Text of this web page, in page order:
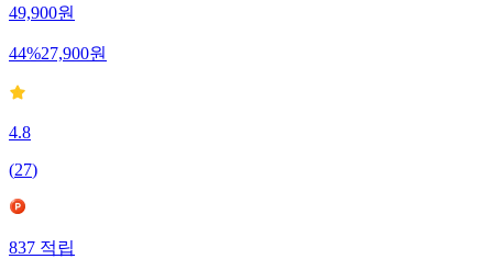
49,900원
44%27,900원
4.8
(27)
837 적립